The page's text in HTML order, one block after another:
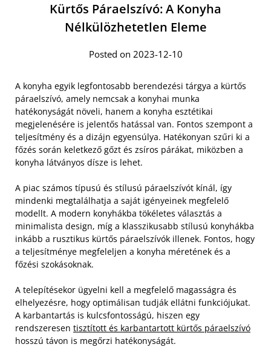
Kürtős Páraelszívó: A Konyha
Nélkülözhetetlen Eleme
Posted on 2023-12-10
A konyha egyik legfontosabb berendezési tárgya a kürtős
páraelszívó, amely nemcsak a konyhai munka
hatékonyságát növeli, hanem a konyha esztétikai
megjelenésére is jelentős hatással van. Fontos szempont a
teljesítmény és a dizájn egyensúlya. Hatékonyan szűri ki a
főzés során keletkező gőzt és zsíros párákat, miközben a
konyha látványos dísze is lehet.
A piac számos típusú és stílusú páraelszívót kínál, így
mindenki megtalálhatja a saját igényeinek megfelelő
modellt. A modern konyhákba tökéletes választás a
minimalista design, míg a klasszikusabb stílusú konyhákba
inkább a rusztikus kürtős páraelszívók illenek. Fontos, hogy
a teljesítménye megfeleljen a konyha méretének és a
főzési szokásoknak.
A telepítésekor ügyelni kell a megfelelő magasságra és
elhelyezésre, hogy optimálisan tudják ellátni funkciójukat.
A karbantartás is kulcsfontosságú, hiszen egy
rendszeresen tisztított és karbantartott kürtős páraelszívó
hosszú távon is megőrzi hatékonyságát.